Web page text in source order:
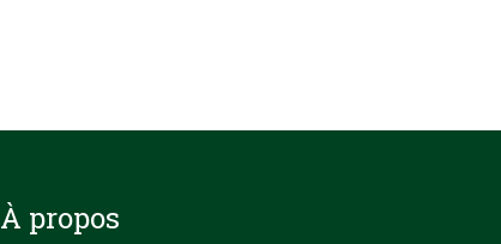
À propos